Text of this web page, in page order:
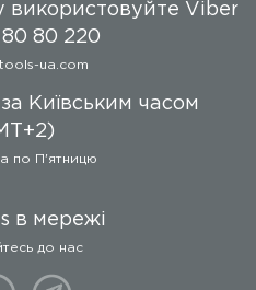
використовуйте Viber
80 220
ua.com
Київським часом
по П'ятницю
в мережі
до нас